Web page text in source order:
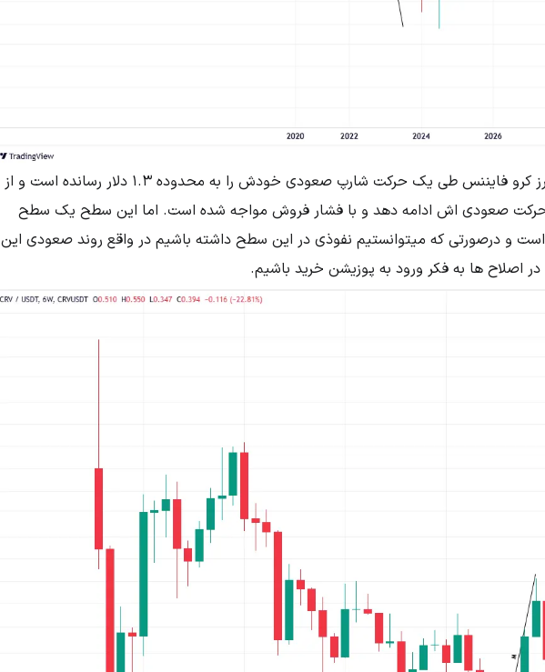
همانطور که مشاهده میکنید رمزارز کرو فایننس طی یک حرکت شارپ صعودی خودش را به محدوده 1.3 دلار رسانده است و از
حرکت صعودی اش ادامه دهد و با فشار فروش مواجه شده است. اما این سطح یک سطح
است و درصورتی که میتوانستیم نفوذی در این سطح داشته باشیم در واقع روند صعودی این
اصلاح ها به فکر ورود به پوزیشن خرید باشیم.